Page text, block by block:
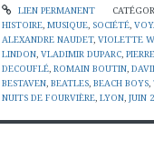
LIEN PERMANENT
HISTOIRE MUSIQUE SOCIÉTÉ
ALEXANDRE NAUDET, VIOLETTE
LINDON VLADIMIR DUPARC
DECOUFLÉ ROMAIN BOUTIN
BESTAVEN BEATLES BEACH BOYS
NUITS DE FOURVIÈRE LYON JUIN